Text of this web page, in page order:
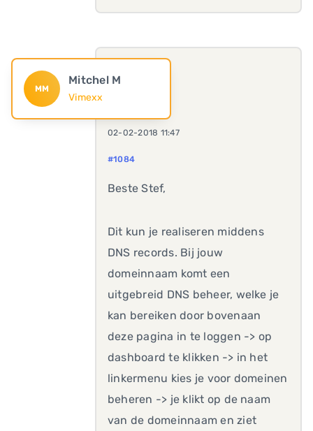
MM
Mitchel M
Vimexx
02-02-2018 11:47
#1084
Beste Stef,
Dit kun je realiseren middens
DNS records. Bij jouw
domeinnaam komt een
uitgebreid DNS beheer, welke je
kan bereiken door bovenaan
deze pagina in te loggen -> op
dashboard te klikken -> in het
linkermenu kies je voor domeinen
beheren -> je klikt op de naam
van de domeinnaam en ziet